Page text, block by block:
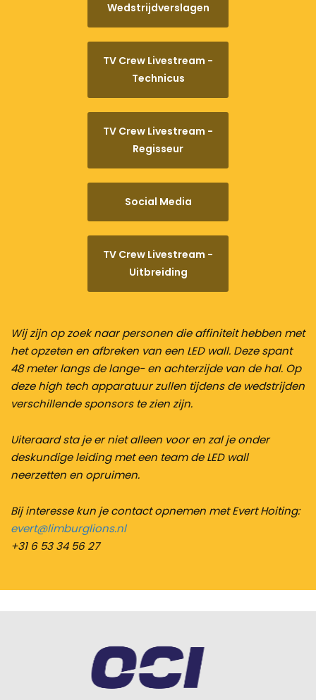
Wedstrijdverslagen
TV Crew Livestream -
Technicus
TV Crew Livestream -
Regisseur
Social Media
TV Crew Livestream -
Uitbreiding
Wij zijn op zoek naar personen die affiniteit hebben met
het opzeten en afbreken van een LED wall. Deze spant
48 meter langs de lange- en achterzijde van de hal. Op
deze high tech apparatuur zullen tijdens de wedstrijden
verschillende sponsors te zien zijn.
Uiteraard sta je er niet alleen voor en zal je onder
deskundige leiding met een team de LED wall
neerzetten en opruimen.
Bij interesse kun je contact opnemen met Evert Hoiting:
evert@limburglions.nl
+31 6 53 34 56 27